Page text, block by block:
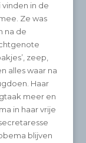
in de
Ze was
na de
zeep,
alles waar na
Haar
meer en
in haar vrije
blijven